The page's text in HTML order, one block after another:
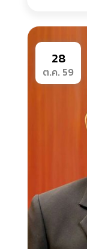
28
ต.ค. 59